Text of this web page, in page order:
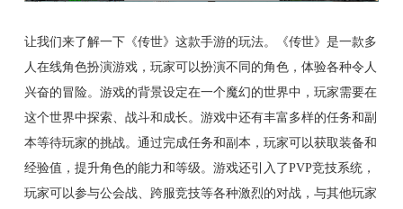
让我们来了解一下《传世》这款手游的玩法。《传世》是一款多
人在线角色扮演游戏，玩家可以扮演不同的角色，体验各种令人
兴奋的冒险。游戏的背景设定在一个魔幻的世界中，玩家需要在
这个世界中探索、战斗和成长。游戏中还有丰富多样的任务和副
本等待玩家的挑战。通过完成任务和副本，玩家可以获取装备和
经验值，提升角色的能力和等级。游戏还引入了PVP竞技系统，
玩家可以参与公会战、跨服竞技等各种激烈的对战，与其他玩家